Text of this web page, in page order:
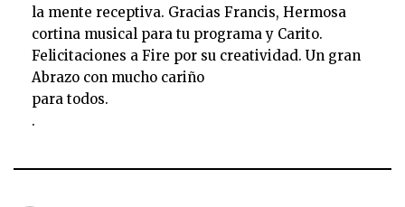
la mente receptiva. Gracias Francis, Hermosa
cortina musical para tu programa y Carito.
Felicitaciones a Fire por su creatividad. Un gran
Abrazo con mucho cariño
para todos.
.